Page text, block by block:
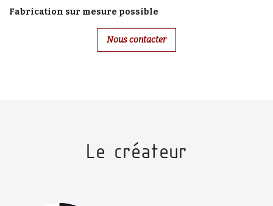
Fabrication sur mesure possible
Nous contacter
Le créateur